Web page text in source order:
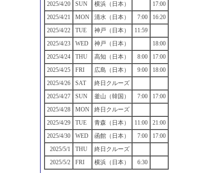
2025/4/20
SUN 横浜（日本）
17:00
2025/4/21
MON 清水（日本） 7:00
16:20
2025/4/22
TUE 神戸（日本）
11:59
2025/4/23
WED 神戸（日本）
18:00
2025/4/24
THU 高知（日本） 8:00
17:00
2025/4/25
FRI 広島（日本） 9:00
18:00
2025/4/26
SAT
終日クルーズ
2025/4/27
SUN 釜山（韓国） 7:00
17:00
2025/4/28
MON
終日クルーズ
2025/4/29
TUE 青森（日本） 11:00
21:00
2025/4/30
WED 函館（日本） 7:00
17:00
2025/5/1
THU
終日クルーズ
2025/5/2
FRI 横浜（日本） 6:30